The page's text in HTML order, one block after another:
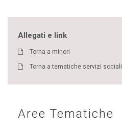
Allegati e link
Torna a minori
Torna a tematiche servizi sociali
Aree Tematiche